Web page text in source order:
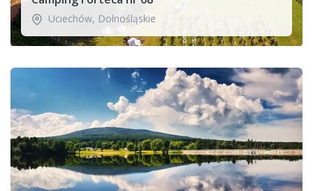
Uciechów, Dolnośląskie